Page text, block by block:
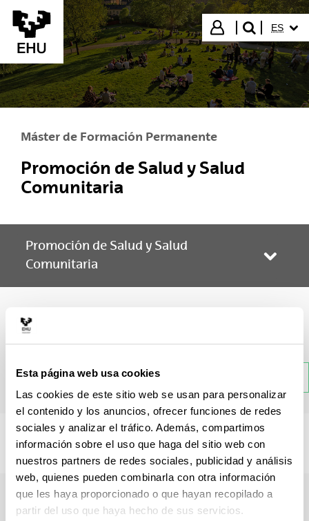
Esta página web usa cookies
Las cookies de este sitio web se usan para personalizar
el contenido y los anuncios, ofrecer funciones de redes
sociales y analizar el tráfico. Además, compartimos
información sobre el uso que haga del sitio web con
nuestros partners de redes sociales, publicidad y análisis
web, quienes pueden combinarla con otra información
que les haya proporcionado o que hayan recopilado a
partir del uso que haya hecho de sus servicios.
Saltar al contenido principal
Iniciar sesión
buscar"
ES
Máster de Formación Permanente
Promoción de Salud y Salud
Comunitaria
Promoción de Salud y Salud
Comunitaria
Materia
No hay información disponible sobre esta sección.